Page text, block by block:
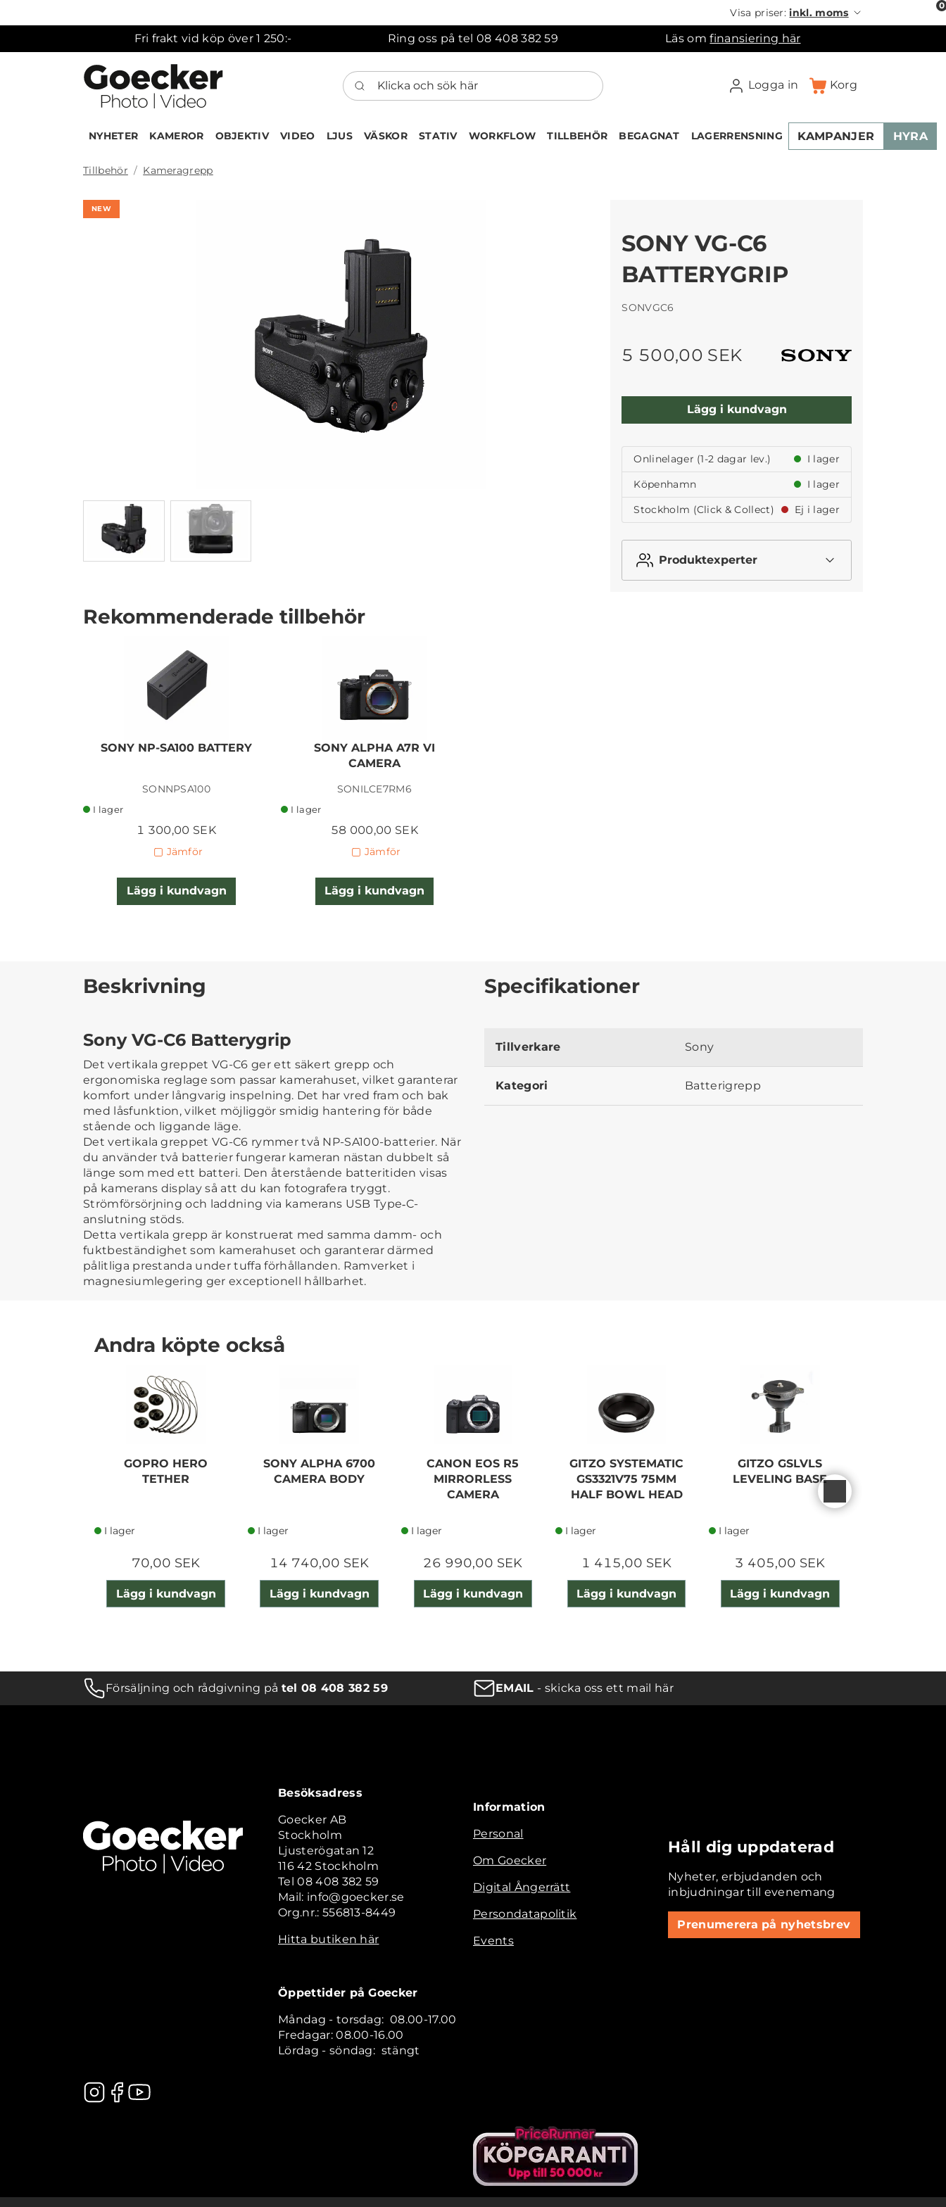
Visa priser:inkl. moms
Fri frakt vid köp över 1 250:- Ring oss på tel 08 408 382 59 Läs omfinansiering här
Klicka och sök här
Logga in Korg
0
NYHETER KAMEROR OBJEKTIV VIDEO LJUS VÄSKOR STATIV WORKFLOW TILLBEHÖR BEGAGNAT LAGERRENSNING KAMPANJER HYRA
Tillbehör Kameragrepp
NEW
SONY VG-C6
BATTERYGRIP
SONVGC6
5 500,00 SEK
Lägg i kundvagn
Onlinelager (1-2 dagar lev.)
I lager
Köpenhamn
I lager
Stockholm (Click & Collect)
Ej i lager
Produktexperter
Rekommenderade tillbehör
SONY NP-SA100 BATTERY
SONNPSA100
I lager
1 300,00 SEK
Jämför
Lägg i kundvagn
SONY ALPHA A7R VI
CAMERA
SONILCE7RM6
I lager
58 000,00 SEK
Jämför
Lägg i kundvagn
Beskrivning
Sony VG-C6 Batterygrip
Det vertikala greppet VG-C6 ger ett säkert grepp och
ergonomiska reglage som passar kamerahuset, vilket garanterar
komfort under långvarig inspelning. Det har vred fram och bak
med låsfunktion, vilket möjliggör smidig hantering för både
stående och liggande läge.
Det vertikala greppet VG-C6 rymmer två NP-SA100-batterier. När
du använder två batterier fungerar kameran nästan dubbelt så
länge som med ett batteri. Den återstående batteritiden visas
på kamerans display så att du kan fotografera tryggt.
Strömförsörjning och laddning via kamerans USB Type‑C-
anslutning stöds.
Detta vertikala grepp är konstruerat med samma damm- och
fuktbeständighet som kamerahuset och garanterar därmed
pålitliga prestanda under tuffa förhållanden. Ramverket i
magnesiumlegering ger exceptionell hållbarhet.
Specifikationer
Tillverkare Sony
Kategori Batterigrepp
Andra köpte också
GOPRO HERO
TETHER
I lager
70,00 SEK
Lägg i kundvagn
SONY ALPHA 6700
CAMERA BODY
I lager
14 740,00 SEK
Lägg i kundvagn
CANON EOS R5
MIRRORLESS
CAMERA
I lager
26 990,00 SEK
Lägg i kundvagn
GITZO SYSTEMATIC
GS3321V75 75MM
HALF BOWL HEAD
I lager
1 415,00 SEK
Lägg i kundvagn
GITZO GSLVLS
LEVELING BASE
I lager
3 405,00 SEK
Lägg i kundvagn
Försäljning och rådgivning på tel 08 408 382 59 EMAIL - skicka oss ett mail här
Besöksadress
Goecker AB
Stockholm
Ljusterögatan 12
116 42 Stockholm
Tel 08 408 382 59
Mail: info@goecker.se
Org.nr.: 556813-8449
Hitta butiken här
Öppettider på Goecker
Måndag - torsdag: 08.00-17.00
Fredagar: 08.00-16.00
Lördag - söndag: stängt
Information
Personal
Om Goecker
Digital Ångerrätt
Persondatapolitik
Events
Håll dig uppdaterad
Nyheter, erbjudanden och
inbjudningar till evenemang
Prenumerera på nyhetsbrev